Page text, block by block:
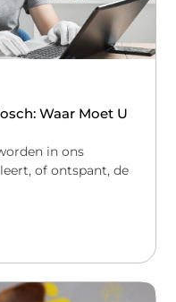
Waar Moet U
in ons
of ontspant, de